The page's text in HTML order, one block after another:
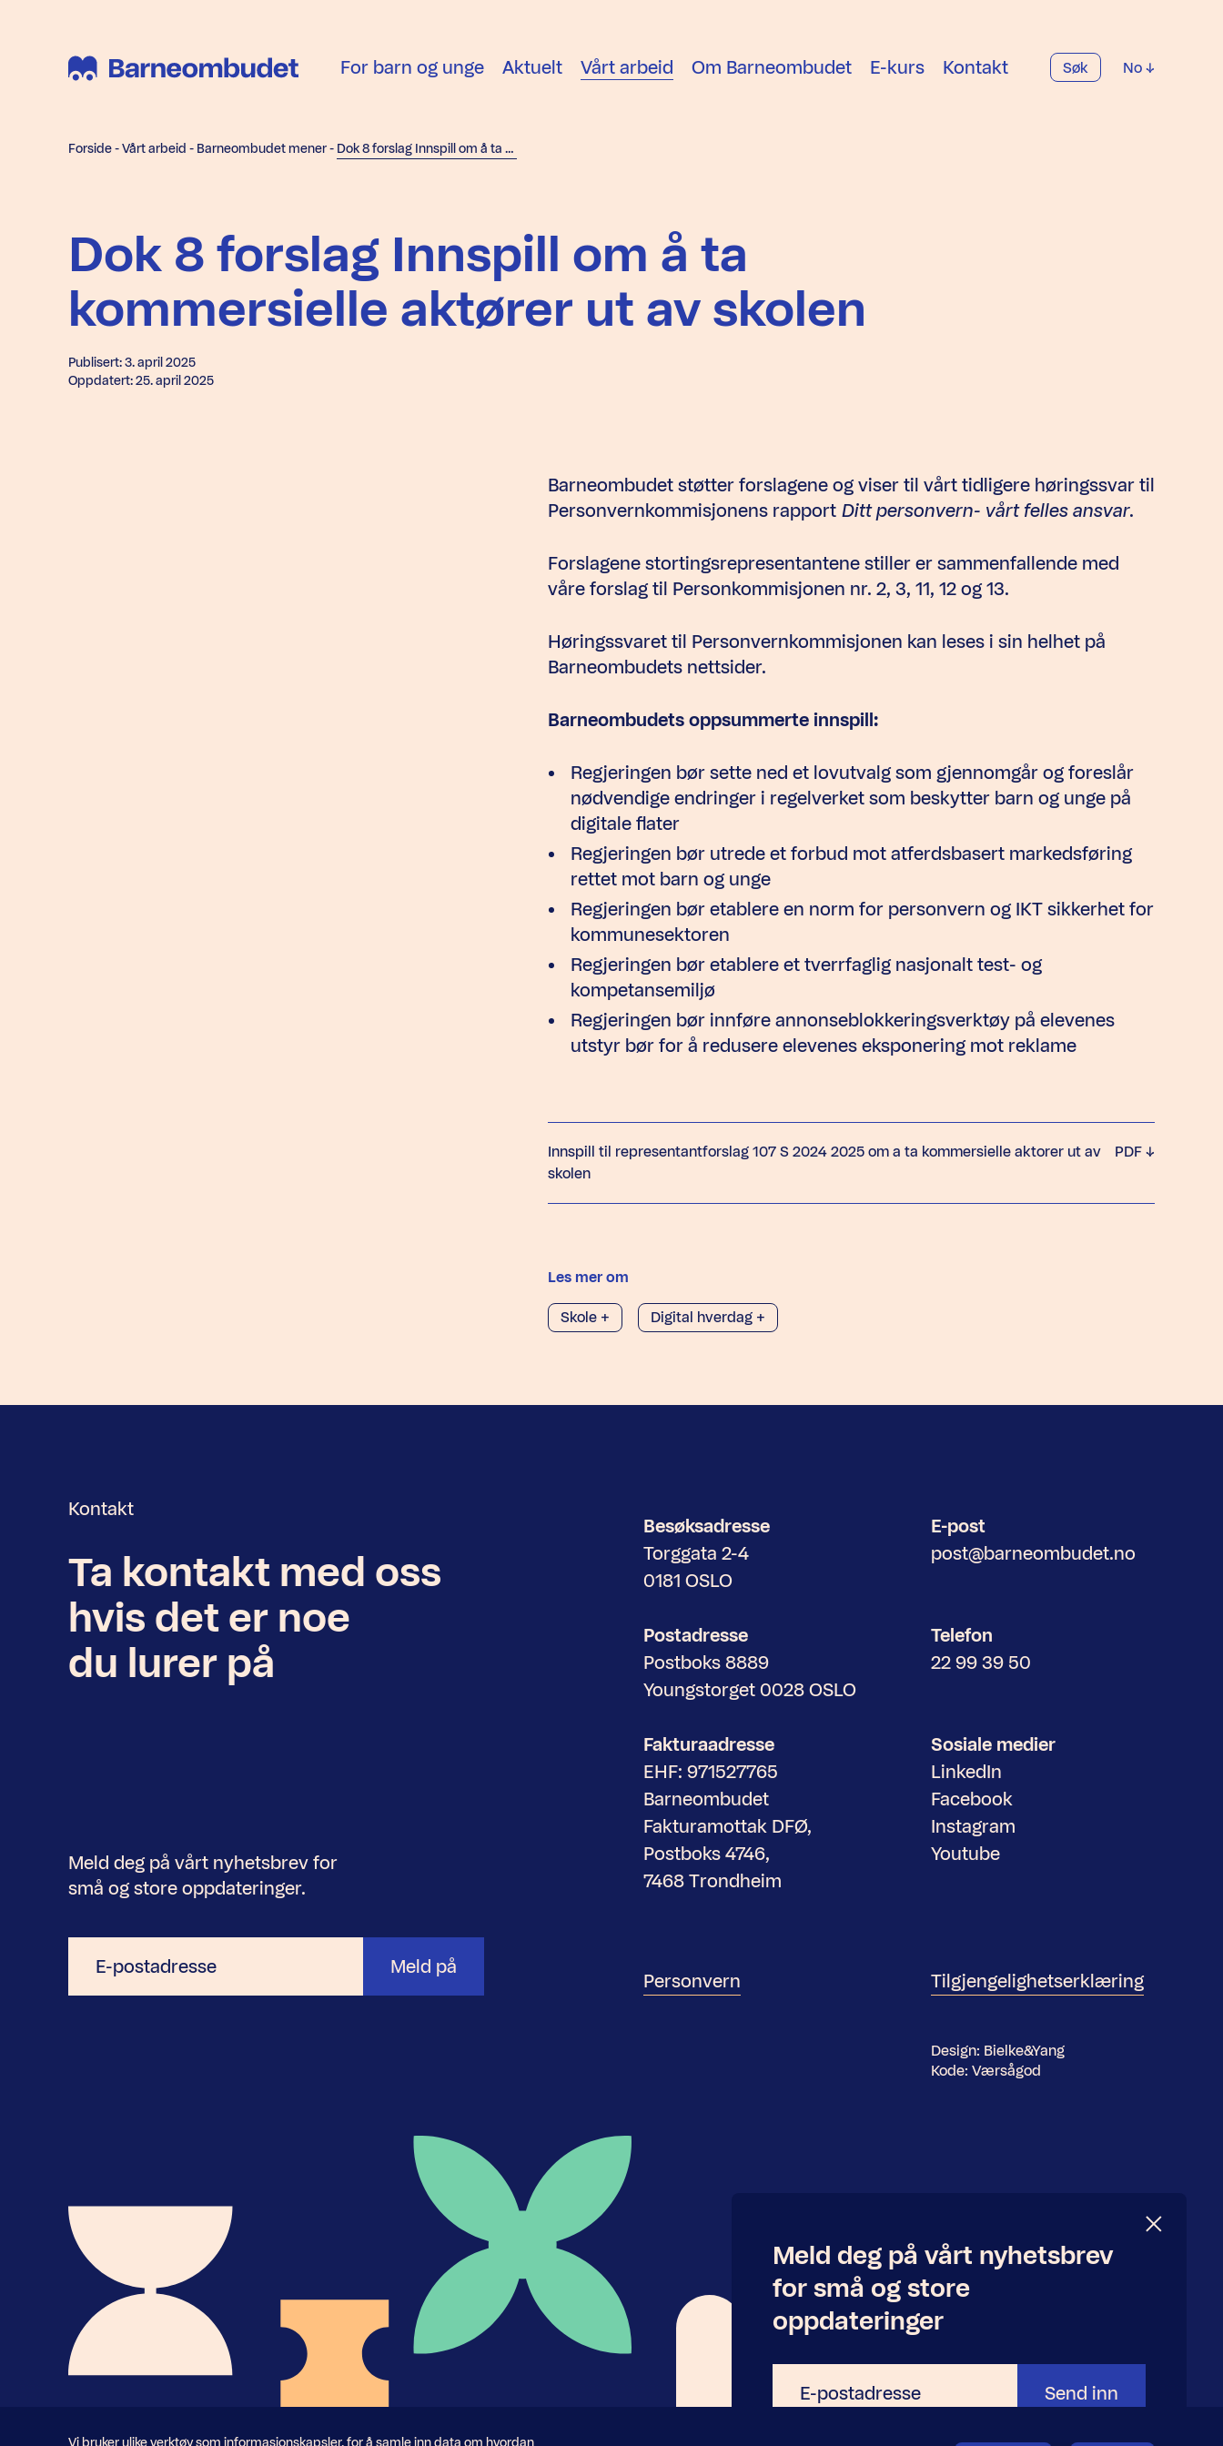
For barn og unge Aktuelt Vårt arbeid Om Barneombudet E-kurs Kontakt Søk No
Forside-Vårt arbeid - Barneombudet mener- Dok 8 forslag Innspill om å ta kommersielle aktører ut av skolen
Dok 8 forslag Innspill om å ta
kommersielle aktører ut av skolen
Publisert: 3. april 2025
Oppdatert: 25. april 2025
Barneombudet støtter forslagene og viser til vårt tidligere høringssvar til
Personvernkommisjonens rapport Ditt personvern- vårt felles ansvar.
Forslagene stortingsrepresentantene stiller er sammenfallende med
våre forslag til Personkommisjonen nr. 2, 3, 11, 12 og 13.
Høringssvaret til Personvernkommisjonen kan leses i sin helhet på
Barneombudets nettsider.
Barneombudets oppsummerte innspill:
Regjeringen bør sette ned et lovutvalg som gjennomgår og foreslår
nødvendige endringer i regelverket som beskytter barn og unge på
digitale flater
Regjeringen bør utrede et forbud mot atferdsbasert markedsføring
rettet mot barn og unge
Regjeringen bør etablere en norm for personvern og IKT sikkerhet for
kommunesektoren
Regjeringen bør etablere et tverrfaglig nasjonalt test- og
kompetansemiljø
Regjeringen bør innføre annonseblokkeringsverktøy på elevenes
utstyr bør for å redusere elevenes eksponering mot reklame
Innspill til representantforslag 107 S 2024 2025 om a ta kommersielle aktorer ut av
skolen
PDF
Les mer om
Skole + Digital hverdag +
Kontakt
Nyhetsbrev
Ta kontakt med oss
hvis det er noe
du lurer på
Meld deg på vårt nyhetsbrev for
små og store oppdateringer.
postadresse
Meld på
Besøksadresse
Torggata 2-4
0181 OSLO
Postadresse
Postboks 8889
Youngstorget 0028 OSLO
Fakturaadresse
EHF: 971527765
Barneombudet
Fakturamottak DFØ,
Postboks 4746,
7468 Trondheim
Personvern
E-post
post@barneombudet.no
Telefon
22 99 39 50
Sosiale medier
LinkedIn
Facebook
Instagram
Youtube
Tilgjengelighetserklæring
Design: Bielke&Yang
Kode: Værsågod
InformasjonskapslerVi bruker ulike verktøy som informasjonskapsler, for å samle inn data om hvordan
Nyhetsbrev
Meld deg på vårt nyhetsbrev
for små og store
oppdateringer
postadresse
Send inn